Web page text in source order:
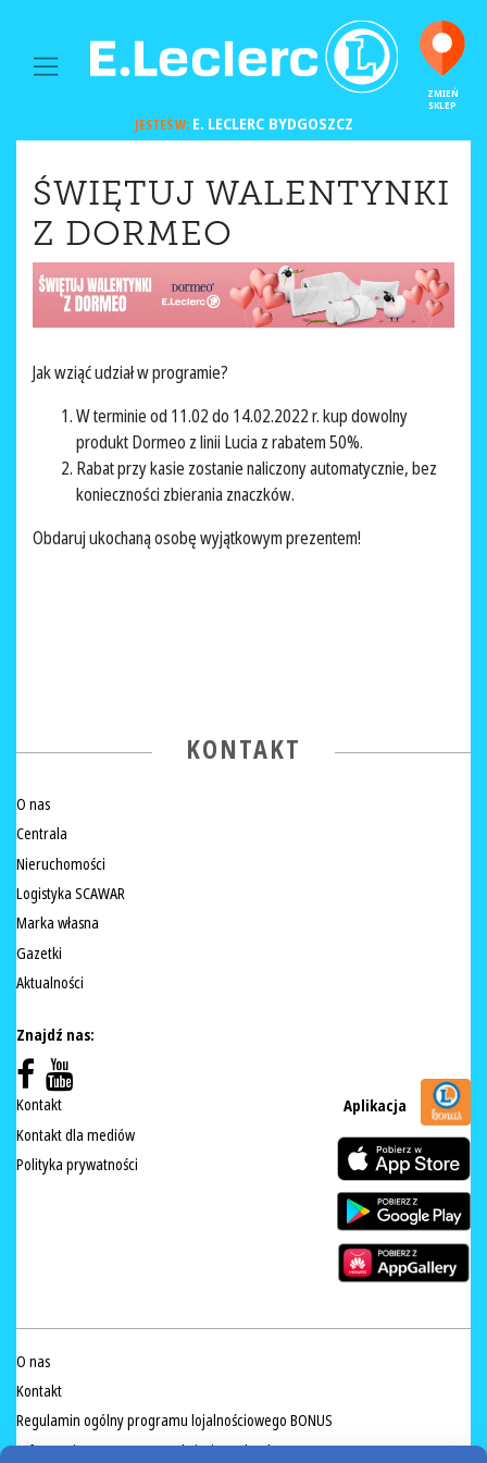
MAIN NAVIGATION
ZMIEŃ
SKLEP
JESTEŚ W:E. LECLERC BYDGOSZCZ
ŚWIĘTUJ WALENTYNKI
Z DORMEO
Jak wziąć udział w programie?
W terminie od 11.02 do 14.02.2022 r. kup dowolny
produkt Dormeo z linii Lucia z rabatem 50%.
Rabat przy kasie zostanie naliczony automatycznie, bez
konieczności zbierania znaczków.
Obdaruj ukochaną osobę wyjątkowym prezentem!
KONTAKT
O nas
Centrala
Nieruchomości
Logistyka SCAWAR
Marka własna
Gazetki
Aktualności
Znajdź nas:
Kontakt
Kontakt dla mediów
Polityka prywatności
Aplikacja
O nas
Kontakt
Regulamin ogólny programu lojalnościowego BONUS
Informacja na temat sprzedaży żywych ryb